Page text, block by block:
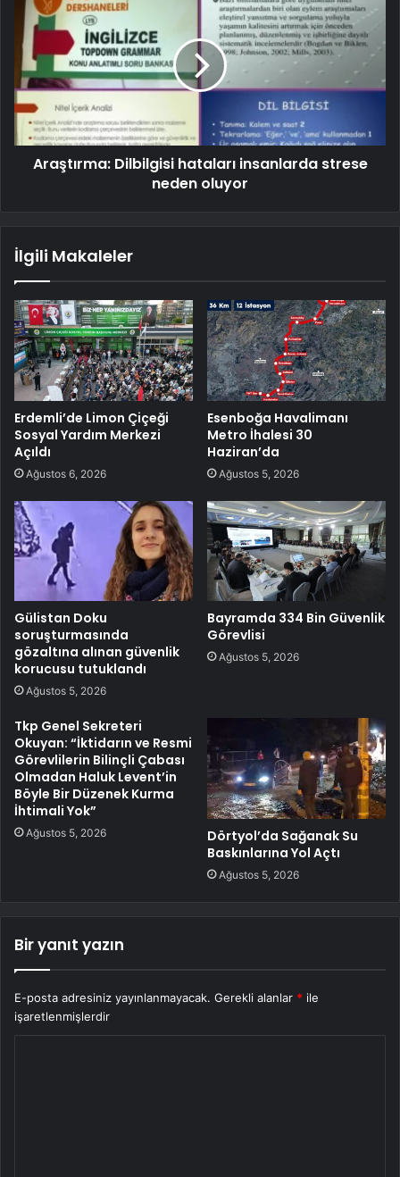
Araştırma: Dilbilgisi hataları insanlarda strese
neden oluyor
İlgili Makaleler
Erdemli’de Limon Çiçeği
Sosyal Yardım Merkezi
Açıldı
Ağustos 6, 2026
Esenboğa Havalimanı
Metro İhalesi 30
Haziran’da
Ağustos 5, 2026
Gülistan Doku
soruşturmasında
gözaltına alınan güvenlik
korucusu tutuklandı
Ağustos 5, 2026
Bayramda 334 Bin Güvenlik
Görevlisi
Ağustos 5, 2026
Tkp Genel Sekreteri
Okuyan: “İktidarın ve Resmi
Görevlilerin Bilinçli Çabası
Olmadan Haluk Levent’in
Böyle Bir Düzenek Kurma
İhtimali Yok”
Ağustos 5, 2026
Dörtyol’da Sağanak Su
Baskınlarına Yol Açtı
Ağustos 5, 2026
Bir yanıt yazın
E-posta adresiniz yayınlanmayacak. Gerekli alanlar * ile
işaretlenmişlerdir